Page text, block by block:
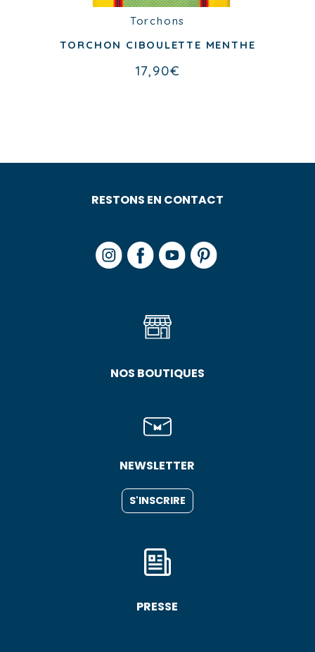
Torchons
TORCHON CIBOULETTE MENTHE
17,90€
RESTONS EN CONTACT
NOS BOUTIQUES
NEWSLETTER
S'INSCRIRE
PRESSE